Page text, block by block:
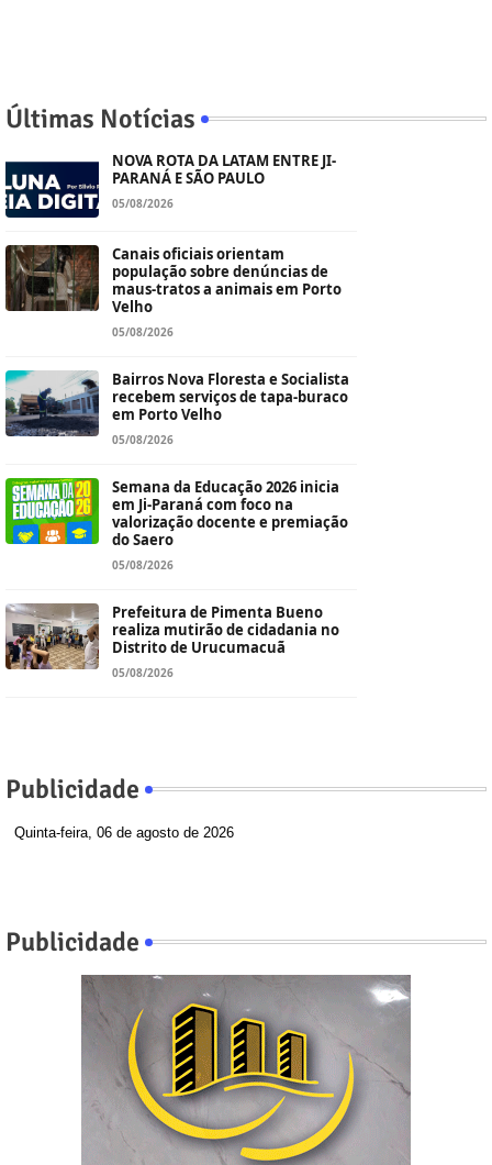
Últimas Notícias
NOVA ROTA DA LATAM ENTRE JI-
PARANÁ E SÃO PAULO
05/08/2026
Canais oficiais orientam
população sobre denúncias de
maus-tratos a animais em Porto
Velho
05/08/2026
Bairros Nova Floresta e Socialista
recebem serviços de tapa-buraco
em Porto Velho
05/08/2026
Semana da Educação 2026 inicia
em Ji-Paraná com foco na
valorização docente e premiação
do Saero
05/08/2026
Prefeitura de Pimenta Bueno
realiza mutirão de cidadania no
Distrito de Urucumacuã
05/08/2026
Publicidade
Quinta-feira, 06 de agosto de 2026
Publicidade